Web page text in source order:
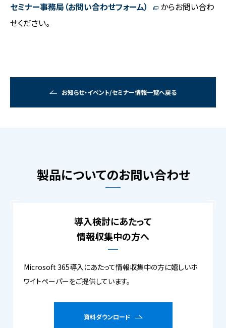
セミナー事務局（お問い合わせフォーム）
からお問い合わ
せください。
お知らせ・イベント/セミナー情報一覧へ戻る
製品についてのお問い合わせ
導入検討にあたって
情報収集中の方へ
Microsoft 365導入にあたって情報収集中の方に嬉しいホ
ワイトペーパーをご提供しています。
資料ダウンロード